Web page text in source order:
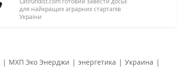
для найкращих аграрних стартапів
України
| МХП Эко Энерджи | энергетика | Украина |